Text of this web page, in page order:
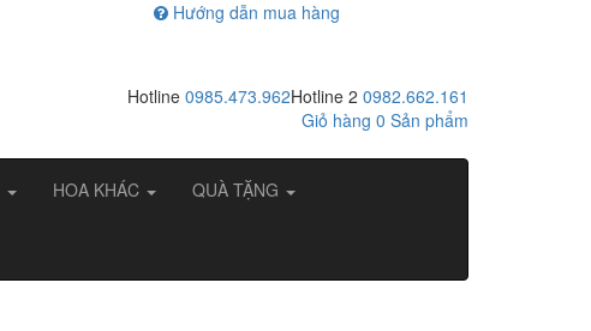
Hướng dẫn mua hàng
Hotline 2 0982.662.161
Hotline 0985.473.962
Giỏ hàng 0 Sản phẩm
HOA KHÁC QUÀ TẶNG